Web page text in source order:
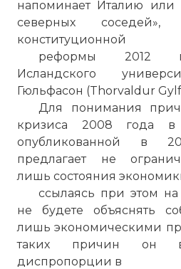
напоминает Италию или
северных
конституционной
реформы 2012
Исландского
Гюльфасон (Thorvaldur
Для понимания
кризиса 2008 года
опубликованной в
предлагает не
лишь состояния
ссылаясь при этом
не будете объяснять
лишь экономическими
таких причин он
диспропорции в